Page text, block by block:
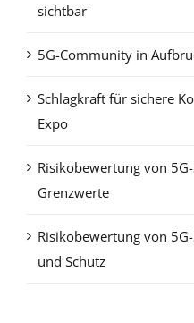
sichtbar
5G-Community in
Schlagkraft für sichere
Expo
Risikobewertung von
Grenzwerte
Risikobewertung von
und Schutz